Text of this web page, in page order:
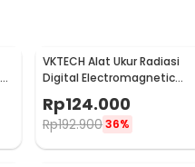
VKTECH Alat Ukur Radiasi
Digital Electromagnetic
1130
Rp124.000
Rp192.90036%